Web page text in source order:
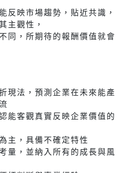
反映市場趨勢，貼近共識，
主觀性，
同，所期待的報酬價值就會
現法，預測企業在未來能產
能客觀真實反映企業價值的
主，具備不確定特性
量，並納入所有的成長與風